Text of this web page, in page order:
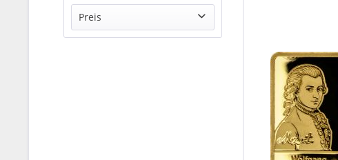
Offizieller Distributor
Perth Mint
Preis